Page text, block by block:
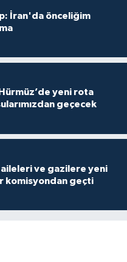
İran'da önceliğim
yeni rota
geçecek
ve gazilere yeni
komisyondan geçti